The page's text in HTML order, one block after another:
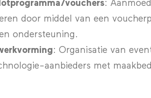
vouchers:
door middel van een
ondersteuning.
: Organisatie van
aanbieders met